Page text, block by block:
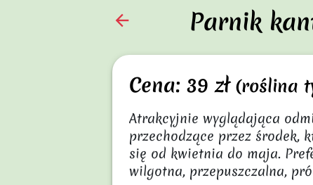
arrow_back Parnik
Cena: 39 zł(roślina
Atrakcyjnie wyglądająca
przechodzące przez środek,
się od kwietnia do maja.
wilgotna, przepuszczalna,